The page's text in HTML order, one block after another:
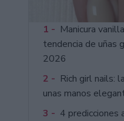
1 - Manicura
tendencia de uñas
2026
2 - Rich girl nails:
unas manos
3 - 4 predicciones